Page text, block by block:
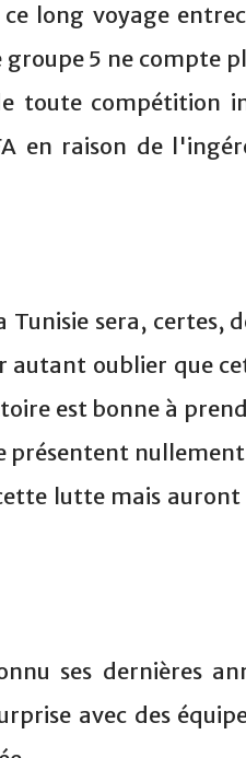
long voyage
groupe 5 ne compte
toute compétition
en raison de
sera, certes,
autant oublier que
est bonne à
présentent
lutte mais
ses dernières
avec des